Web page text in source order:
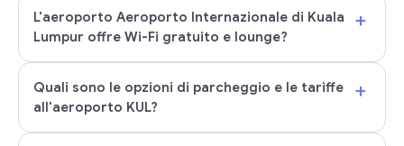
L'aeroporto Aeroporto Internazionale di Kuala
Lumpur offre Wi-Fi gratuito e lounge?
+
Quali sono le opzioni di parcheggio e le tariffe
all'aeroporto KUL?
+